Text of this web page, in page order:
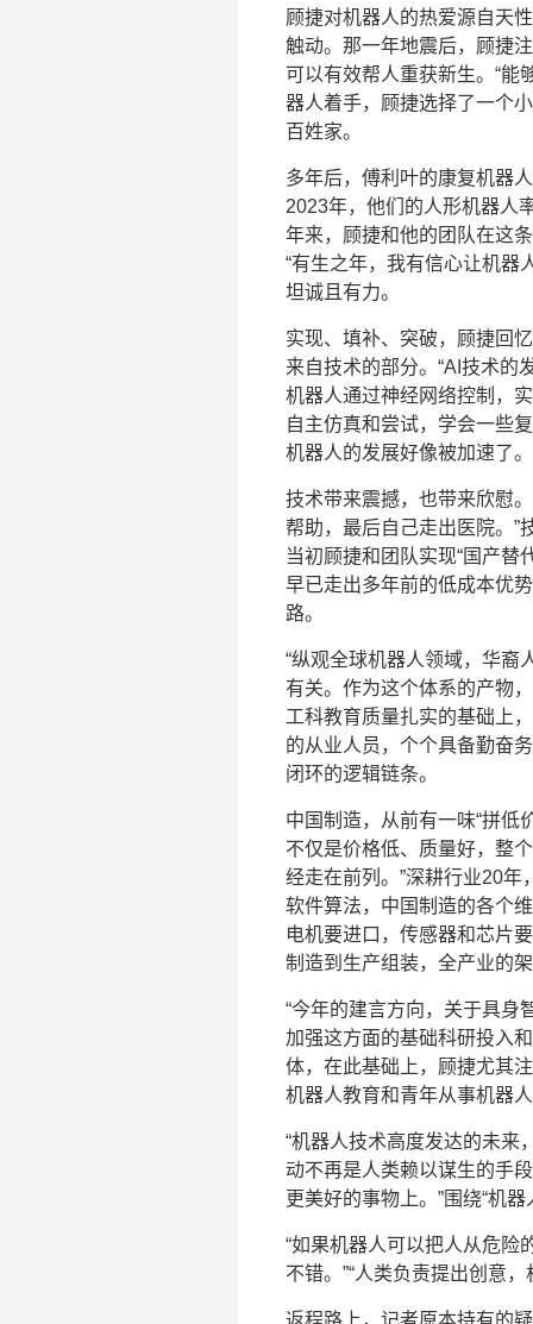
顾捷对机器人的热爱源自天
触动。那一年地震后，顾捷
可以有效帮人重获新生。“能
器人着手，顾捷选择了一个
百姓家。
多年后，傅利叶的康复机器
2023年，他们的人形机器人
年来，顾捷和他的团队在这
“有生之年，我有信心让机器
坦诚且有力。
实现、填补、突破，顾捷回
来自技术的部分。“AI技术的
机器人通过神经网络控制，
自主仿真和尝试，学会一些
机器人的发展好像被加速了。
技术带来震撼，也带来欣慰
帮助，最后自己走出医院。”
当初顾捷和团队实现“国产替
早已走出多年前的低成本优
路。
“纵观全球机器人领域，华裔
有关。作为这个体系的产物
工科教育质量扎实的基础上
的从业人员，个个具备勤奋
闭环的逻辑链条。
中国制造，从前有一味“拼低
不仅是价格低、质量好，整
经走在前列。”深耕行业20
软件算法，中国制造的各个
电机要进口，传感器和芯片
制造到生产组装，全产业的
“今年的建言方向，关于具身
加强这方面的基础科研投入
体，在此基础上，顾捷尤其
机器人教育和青年从事机器
“机器人技术高度发达的未来
动不再是人类赖以谋生的手
更美好的事物上。”围绕“机
“如果机器人可以把人从危险
不错。”“人类负责提出创意
返程路上，记者原本持有的